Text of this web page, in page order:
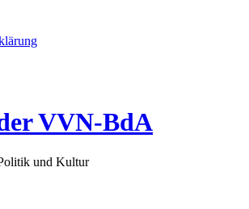
VVN-BdA
und Kultur